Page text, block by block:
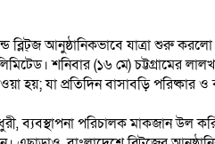
ব্লিট্‌জ আনুষ্ঠানিকভাবে যাত্রা
শনিবার (১৬ মে) চট্টগ্রামের
হয়; যা প্রতিদিন বাসাবড়ি
ব্যবস্থাপনা পরিচালক মাকজান উল